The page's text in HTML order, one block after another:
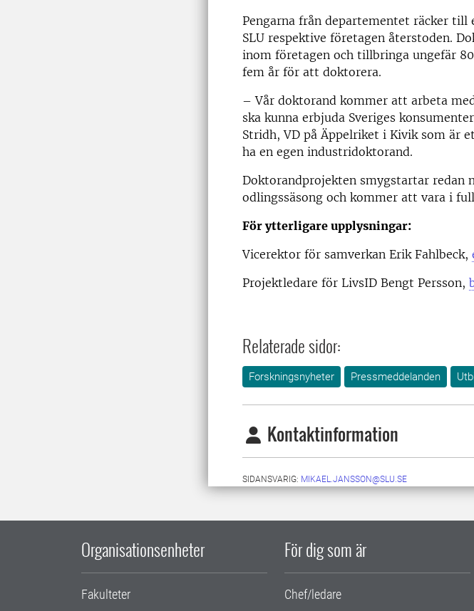
Pengarna från departementet räcker till
SLU respektive företagen återstoden.
inom företagen och tillbringa ungefär
fem år för att doktorera.
– Vår doktorand kommer att arbeta
ska kunna erbjuda Sveriges
Stridh, VD på Äppelriket i Kivik som är
ha en egen industridoktorand.
Doktorandprojekten smygstartar redan
odlingssäsong och kommer att vara i
För ytterligare upplysningar:
Vicerektor för samverkan Erik Fahlbeck,
Projektledare för LivsID Bengt Persson,
Relaterade sidor:
Forskningsnyheter Pressmeddelanden
Kontaktinformation
SIDANSVARIG: MIKAEL.JANSSON@SLU.SE
Organisationsenheter
Fakulteter
För dig som är
Chef/ledare